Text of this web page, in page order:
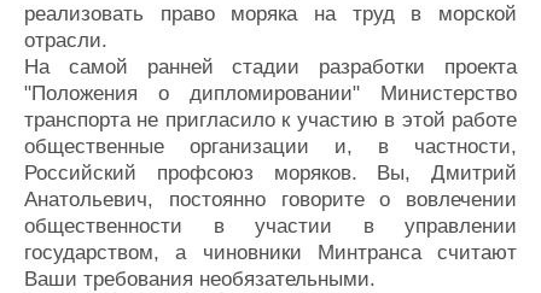
реализовать право моряка на труд в морской
отрасли.
На самой ранней стадии разработки проекта
"Положения о дипломировании" Министерство
транспорта не пригласило к участию в этой работе
общественные организации и, в частности,
Российский профсоюз моряков. Вы, Дмитрий
Анатольевич, постоянно говорите о вовлечении
общественности в участии в управлении
государством, а чиновники Минтранса считают
Ваши требования необязательными.